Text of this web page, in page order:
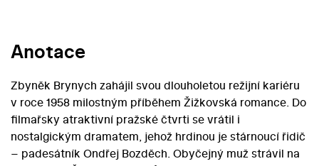
Anotace
Zbyněk Brynych zahájil svou dlouholetou režijní kariéru
v roce 1958 milostným příběhem Žižkovská romance. Do
filmařsky atraktivní pražské čtvrti se vrátil i
nostalgickým dramatem, jehož hrdinou je stárnoucí řidič
– padesátník Ondřej Bozděch. Obyčejný muž strávil na